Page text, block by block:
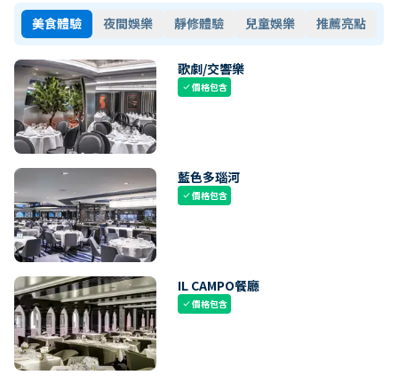
美食體驗 夜間娛樂 靜修體驗 兒童娛樂 推薦亮點
歌劇/交響樂
check價格包含
藍色多瑙河
check價格包含
IL CAMPO餐廳
check價格包含